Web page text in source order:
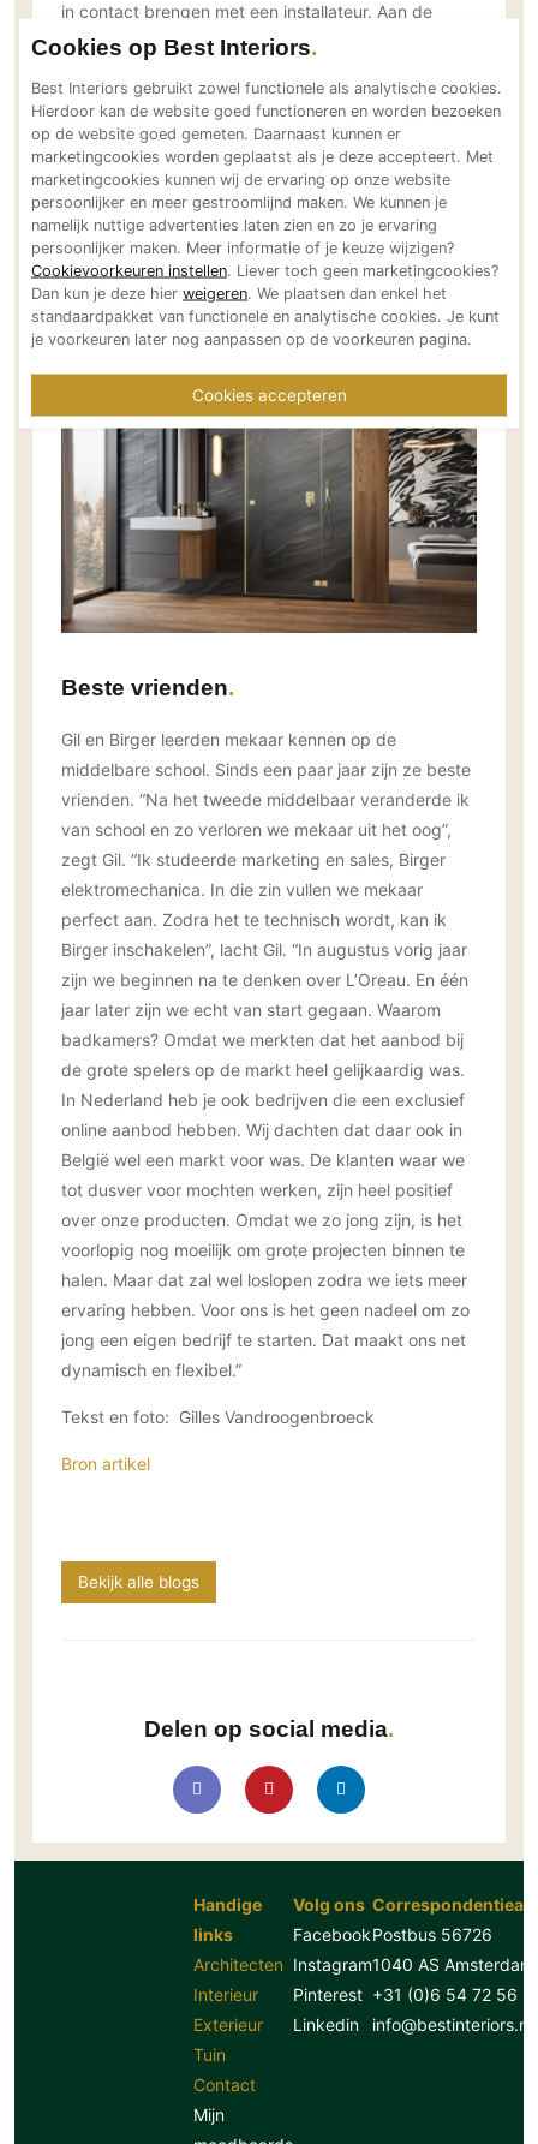
Technologie
Audio/Video
Thuisbioscoop
Domotica
Mirror TV
Fitnessapparatuur
Wifi
Overig
Aannemers Interieur
Wellness
Wijnkelder en wijnkasten
in contact brengen met een installateur. Aan de
andere kant werken we ook voor
we voorlopig niet, maar we zijn in gesprek met
potentiële partners om in hun showrooms onze
producten aan te bieden en op die manier extra
naambekendheid te krijgen. Bedoeling is om onze
producten via hun showrooms ook aan te bieden en
op die manier extra naambekendheid te krijgen.
Onze focus ligt vooral op kwalitatieve en duurzame
producten. En omdat we met Europese leveranciers
werken, kunnen we op heel korte termijn leveren.”
Beste vrienden
Gil en Birger leerden mekaar kennen op de
middelbare school. Sinds een paar jaar zijn ze beste
vrienden. “Na het tweede middelbaar veranderde ik
van school en zo verloren we mekaar uit het oog”,
zegt Gil. “Ik studeerde marketing en sales, Birger
elektromechanica. In die zin vullen we mekaar
perfect aan. Zodra het te technisch wordt, kan ik
Birger inschakelen”, lacht Gil. “In augustus vorig jaar
zijn we beginnen na te denken over L’Oreau. En één
jaar later zijn we echt van start gegaan. Waarom
badkamers? Omdat we merkten dat het aanbod bij
de grote spelers op de markt heel gelijkaardig was.
In Nederland heb je ook bedrijven die een exclusief
online aanbod hebben. Wij dachten dat daar ook in
België wel een markt voor was. De klanten waar we
tot dusver voor mochten werken, zijn heel positief
over onze producten. Omdat we zo jong zijn, is het
voorlopig nog moeilijk om grote projecten binnen te
halen. Maar dat zal wel loslopen zodra we iets meer
ervaring hebben. Voor ons is het geen nadeel om zo
jong een eigen bedrijf te starten. Dat maakt ons net
dynamisch en flexibel.”
Tekst en foto: Gilles Vandroogenbroeck
Bron artikel
Bekijk alle blogs
Delen op social media
Handige
links
Architecten
Interieur
Exterieur
Tuin
Contact
Mijn
Volg ons
Facebook
Instagram
Pinterest
Linkedin
Postbus 56726
1040 AS Amsterdam
+31 (0)6 54 72 56
info@bestinteriors.nl
Cookies op Best Interiors
Best Interiors gebruikt zowel functionele als analytische cookies.
Hierdoor kan de website goed functioneren en worden bezoeken
op de website goed gemeten. Daarnaast kunnen er
marketingcookies worden geplaatst als je deze accepteert. Met
marketingcookies kunnen wij de ervaring op onze website
persoonlijker en meer gestroomlijnd maken. We kunnen je
namelijk nuttige advertenties laten zien en zo je ervaring
persoonlijker maken. Meer informatie of je keuze wijzigen?
Cookievoorkeuren instellen. Liever toch geen marketingcookies?
Dan kun je deze hier weigeren. We plaatsen dan enkel het
standaardpakket van functionele en analytische cookies. Je kunt
je voorkeuren later nog aanpassen op de voorkeuren pagina.
Cookies accepteren